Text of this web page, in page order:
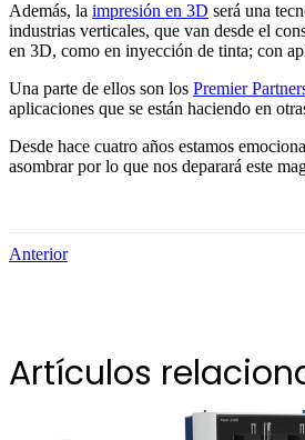
Además, la impresión en 3D será una
industrias verticales, que van desde el
en 3D, como en inyección de tinta; con
Una parte de ellos son los Premier
aplicaciones que se están haciendo en
Desde hace cuatro años estamos
asombrar por lo que nos deparará este
Anterior
Artículos